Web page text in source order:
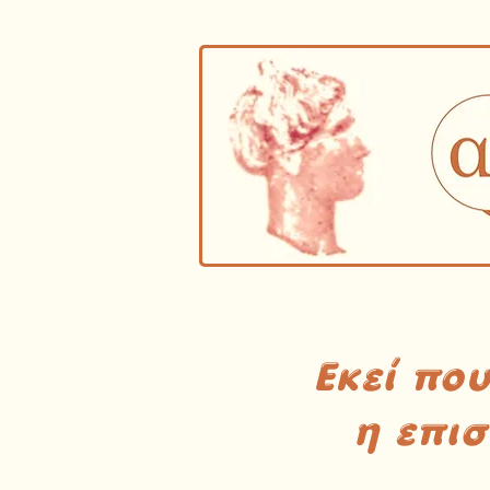
Εκεί
η